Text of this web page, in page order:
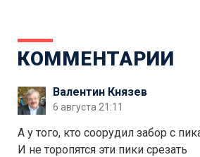
КОММЕНТАРИИ
Валентин Князев
6 августа 21:11
А у того, кто соорудил забор с
И не торопятся эти пики срезать